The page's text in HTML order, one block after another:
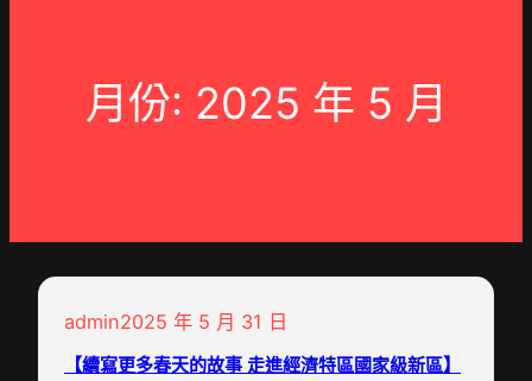
月份: 2025 年 5 月
admin2025 年 5 月 31 日
【續寫更多春天的故事 走進經濟特區國家級新區】